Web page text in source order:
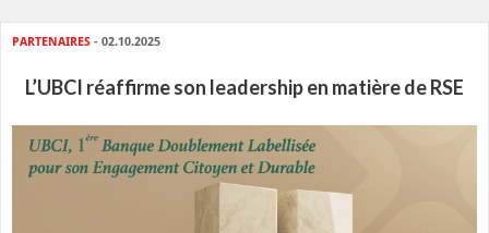
PARTENAIRES - 02.10.2025
L’UBCI réaffirme son leadership en matière de RSE